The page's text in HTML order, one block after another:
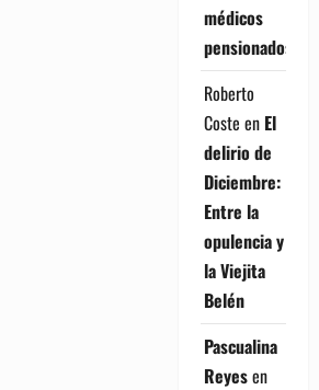
médicos
pensionados
Roberto
Coste en El
delirio de
Diciembre:
Entre la
opulencia y
la Viejita
Belén
Pascualina
Reyesen